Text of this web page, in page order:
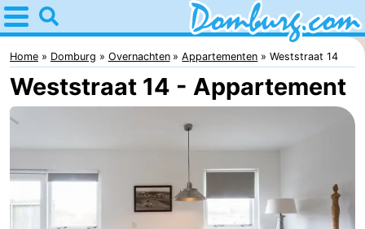
Home
Domburg
Tips
Voor
Webcam
Home Domburg Overnachten Appartementen Weststraat 14
Weststraat 14 - Appartement